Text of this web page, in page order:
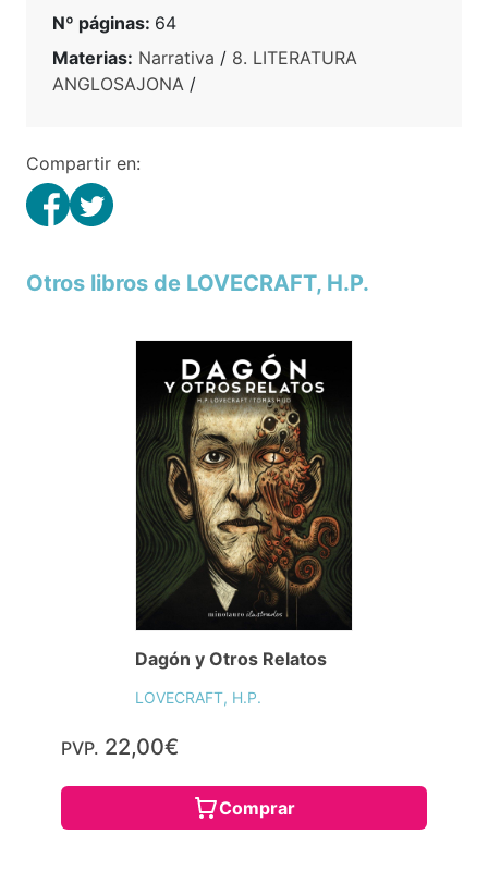
Nº páginas: 64
Materias: Narrativa / 8. LITERATURA
ANGLOSAJONA /
Compartir en:
Otros libros de LOVECRAFT, H.P.
Dagón y Otros Relatos
LOVECRAFT, H.P.
PVP. 22,00€
Comprar